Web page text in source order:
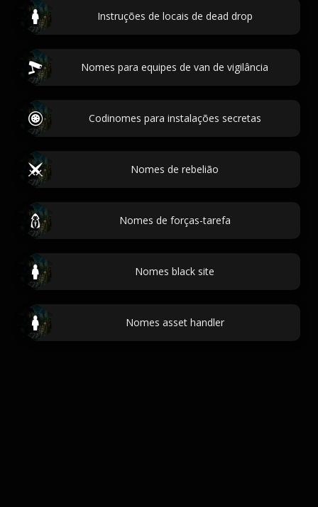
Instruções de locais de dead drop
Nomes para equipes de van de vigilância
Codinomes para instalações secretas
Nomes de rebelião
Nomes de forças-tarefa
Nomes black site
Nomes asset handler